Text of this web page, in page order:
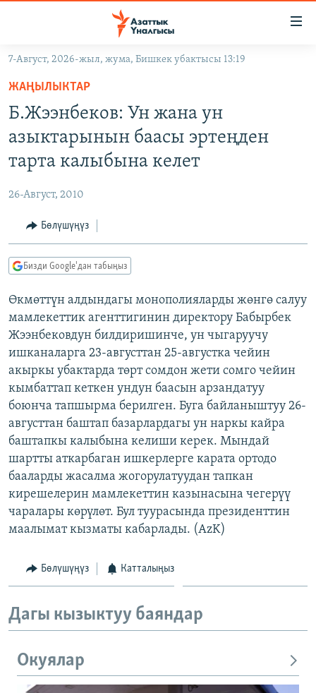
Навигацияга
өтүңүз
Издөөгө
салыңыз
КЫРГЫЗСТАН
МАДАНИЯТ
ТВ ПРОГРАММАЛАР
БҮГҮН АЗАТТЫКТА
ДАНИСТЕ
ЭЖЕ-СИҢДИЛЕР
АЗАТТЫК+
ЫҢГАЙСЫЗ СУРООЛОР
ПОДКАСТ
ОНЛАЙН ШЕРИНЕ
ЭЕ/АРнун бардык сайттары
7-Август, 2026-жыл, жума, Бишкек убактысы 13:19
ЖАҢЫЛЫКТАР
Б.Жээнбеков: Ун жана ун
азыктарынын баасы эртеңден
тарта калыбына келет
26-Август, 2010
Бөлүшүңүз
Бизди Google'дан табыңыз
Өкмөттүн алдындагы монополияларды жөнгө салуу
мамлекеттик агенттигинин директору Бабырбек
Жээнбековдун билдиришинче, ун чыгаруучу
ишканаларга 23-августтан 25-августка чейин
акыркы убактарда төрт сомдон жети сомго чейин
кымбаттап кеткен ундун баасын арзандатуу
боюнча тапшырма берилген. Буга байланыштуу 26-
августтан баштап базарлардагы ун наркы кайра
баштапкы калыбына келиши керек. Мындай
шартты аткарбаган ишкерлерге карата ортодо
бааларды жасалма жогорулатуудан тапкан
кирешелерин мамлекеттин казынасына чегерүү
чаралары көрүлөт. Бул туурасында президенттин
маалымат кызматы кабарлады. (AzK)
Бөлүшүңүз Катталыңыз
Дагы кызыктуу баяндар
Окуялар